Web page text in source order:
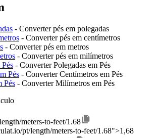
- Converter pés em polegadas
- Converter pés em centímetros
- Converter pés em metros
- Converter pés em milímetros
- Converter Polegadas em Pés
Pés - Converter Centímetros em Pés
Pés - Converter Milímetros em Pés
meters-to-feet/1.68
pt/length/meters-to-feet/1.68">1,68